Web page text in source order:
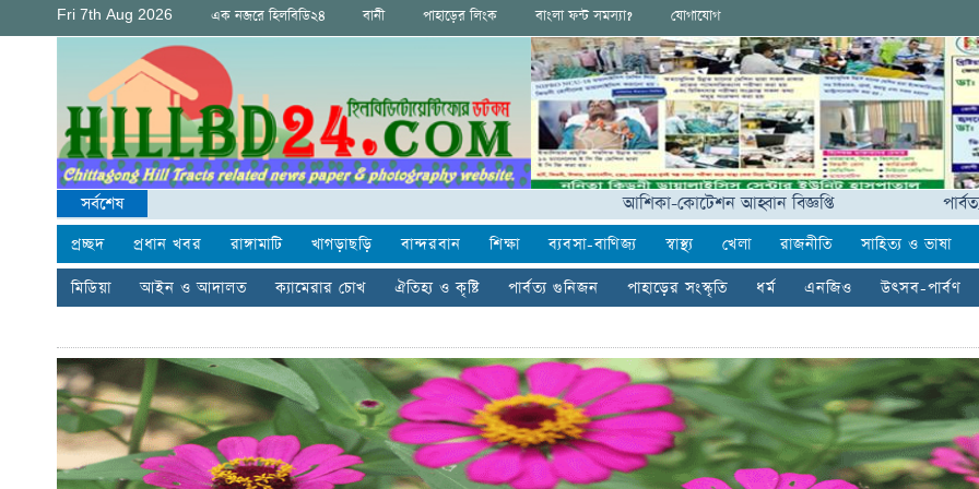
Fri 7th Aug 2026 এক নজরে হিলবিডি২৪ বানী পাহাড়ের লিংক বাংলা ফন্ট সমস্যা? যোগাযোগ
সর্বশেষ আশিকা-কোটেশন আহ্বান বিজ্ঞপ্তি
প্রচ্ছদ প্রধান খবর রাঙ্গামাটি খাগড়াছড়ি বান্দরবান শিক্ষা ব্যবসা-বাণিজ্য স্বাস্থ্য খেলা রাজনীতি সাহিত্য ও ভাষা
মিডিয়া
আইন ও আদালত ক্যামেরার চোখ ঐতিহ্য ও কৃষ্টি পার্বত্য গুনিজন পাহাড়ের সংস্কৃতি ধর্ম এনজিও উৎসব-পার্বণ